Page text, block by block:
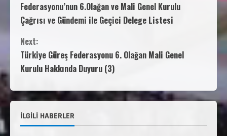
Federasyonu’nun 6.Olağan ve Mali Genel Kurulu
Çağrısı ve Gündemi ile Geçici Delege Listesi
Next:
Türkiye Güreş Federasyonu 6. Olağan Mali Genel
Kurulu Hakkında Duyuru (3)
İLGİLİ HABERLER